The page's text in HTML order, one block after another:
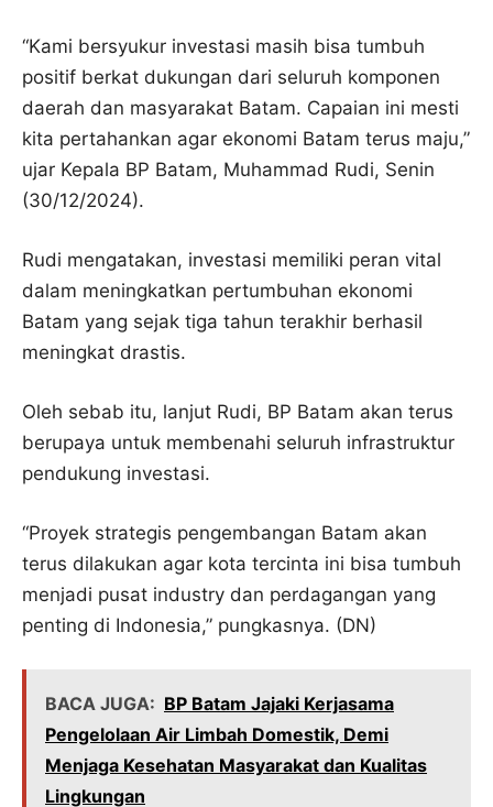
“Kami bersyukur investasi masih bisa tumbuh
positif berkat dukungan dari seluruh komponen
daerah dan masyarakat Batam. Capaian ini mesti
kita pertahankan agar ekonomi Batam terus maju,”
ujar Kepala BP Batam, Muhammad Rudi, Senin
(30/12/2024).
Rudi mengatakan, investasi memiliki peran vital
dalam meningkatkan pertumbuhan ekonomi
Batam yang sejak tiga tahun terakhir berhasil
meningkat drastis.
Oleh sebab itu, lanjut Rudi, BP Batam akan terus
berupaya untuk membenahi seluruh infrastruktur
pendukung investasi.
“Proyek strategis pengembangan Batam akan
terus dilakukan agar kota tercinta ini bisa tumbuh
menjadi pusat industry dan perdagangan yang
penting di Indonesia,” pungkasnya. (DN)
BACA JUGA: BP Batam Jajaki Kerjasama
Pengelolaan Air Limbah Domestik, Demi
Menjaga Kesehatan Masyarakat dan Kualitas
Lingkungan